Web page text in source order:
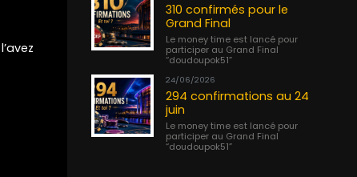
310 confirmés pour le
Grand Final
Le money time est lancé pour
participer au Grand Final
“doudoupok51”
24/06/2026
294 confirmations au 24
juin
Le money time est lancé pour
participer au Grand Final
“doudoupok51”